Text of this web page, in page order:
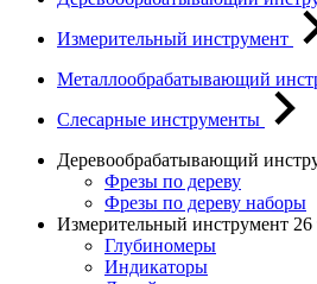
Измерительный инструмент
Металлообрабатывающий
Слесарные инструменты
Деревообрабатывающий
Фрезы по дереву
Фрезы по дереву наборы
Измерительный инструмент 26
Глубиномеры
Индикаторы